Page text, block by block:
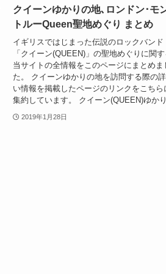
クイーンゆかりの地､ロンドン･モ
トルーQueen聖地めぐり まとめ
イギリスではじまった伝説のロックバンド
「クイーン(QUEEN)」の聖地めぐりに関す
当サイトの全情報をこのページにまとめま
た。 クイーンゆかりの地を訪問する際の
い情報を掲載したページのリンクをこちら
集約しています。 クイーン(QUEEN)ゆかり
2019年1月28日